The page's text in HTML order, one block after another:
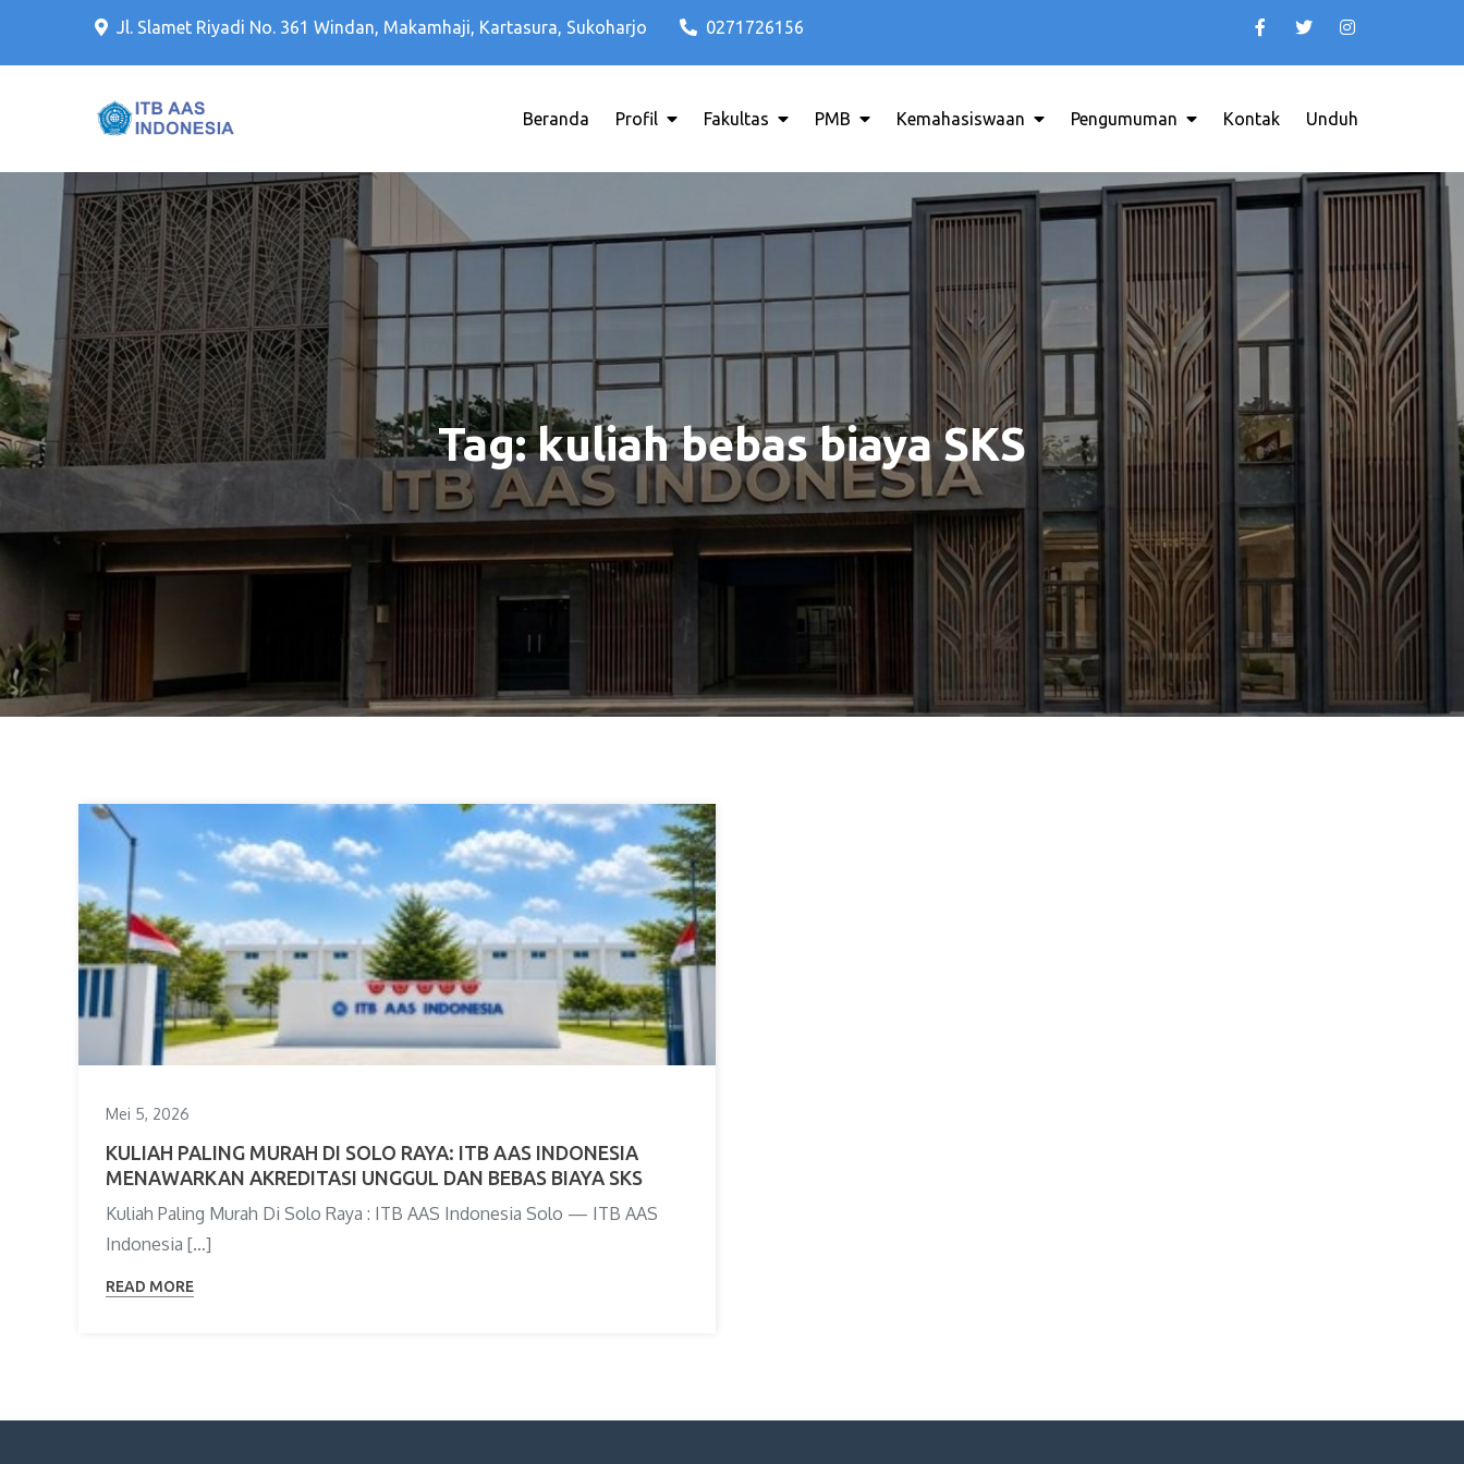
Jl. Slamet Riyadi No. 361 Windan, Makamhaji, Kartasura, Sukoharjo 0271726156
Kampus PTS Solo Terbaik di Solo Raya ITB AAS INDONESIA
Kampus PTS Solo Terbaik di Solo Raya ITB AAS INDONESIA
Beranda Profil Fakultas PMB Kemahasiswaan Pengumuman Kontak Unduh
Tag:kuliah bebas biaya SKS
Mei 5, 2026
KULIAH PALING MURAH DI SOLO RAYA: ITB AAS INDONESIA
MENAWARKAN AKREDITASI UNGGUL DAN BEBAS BIAYA SKS
Kuliah Paling Murah Di Solo Raya : ITB AAS Indonesia Solo — ITB AAS
Indonesia […]
READ MORE